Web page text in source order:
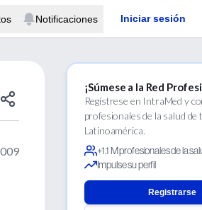
Notificaciones Iniciar sesión
¡Súmese a la Red
Regístrese en IntraMed y
profesionales de la salud de
Latinoamérica.
+1.1 M profesionales de la
Impulse su perfil
Registrarse